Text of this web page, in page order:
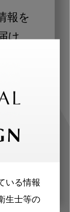
いる情報
生士等の
報を
け
師、歯
せた内
ます。